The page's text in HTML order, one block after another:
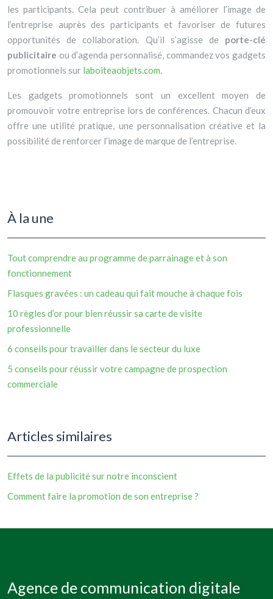
les participants. Cela peut contribuer à améliorer l’image de
l’entreprise auprès des participants et favoriser de futures
opportunités de collaboration. Qu’il s’agisse de porte-clé
publicitaire ou d’agenda personnalisé, commandez vos gadgets
promotionnels sur laboiteaobjets.com.
Les gadgets promotionnels sont un excellent moyen de
promouvoir votre entreprise lors de conférences. Chacun d’eux
offre une utilité pratique, une personnalisation créative et la
possibilité de renforcer l’image de marque de l’entreprise.
À la une
Tout comprendre au programme de parrainage et à son
fonctionnement
Flasques gravées : un cadeau qui fait mouche à chaque fois
10 règles d’or pour bien réussir sa carte de visite
professionnelle
6 conseils pour travailler dans le secteur du luxe
5 conseils pour réussir votre campagne de prospection
commerciale
Articles similaires
Effets de la publicité sur notre inconscient
Comment faire la promotion de son entreprise ?
Agence de communication digitale